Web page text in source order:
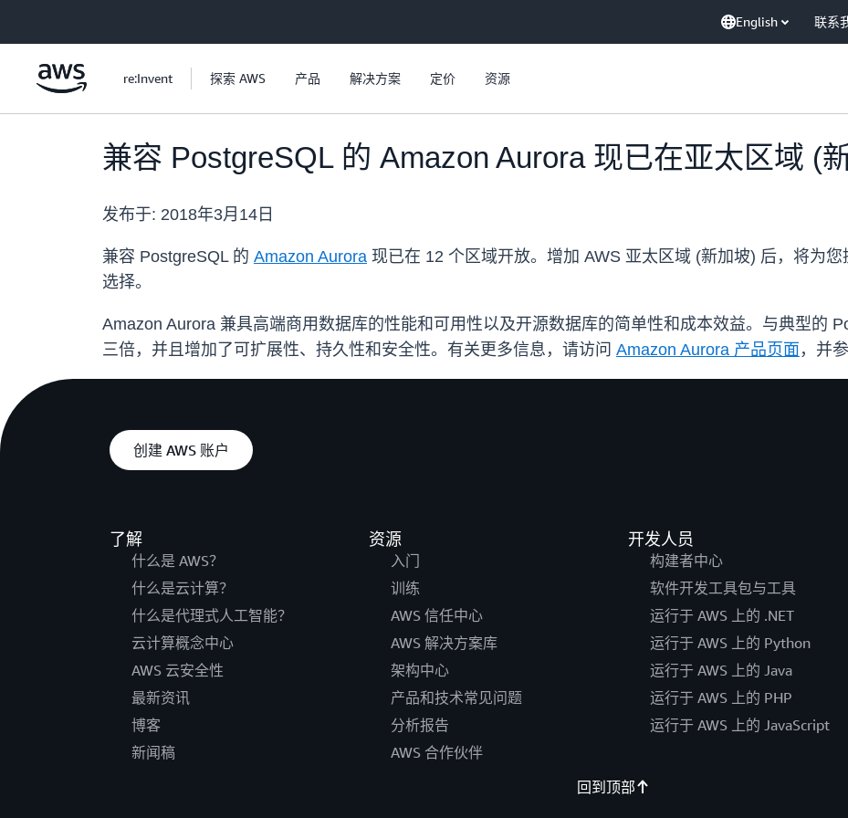
English 联系
re:Invent 探索 AWS 产品 解决方案 定价 资源
兼容 PostgreSQL 的 Amazon Aurora 现已在亚太区域 (
发布于: 2018年3月14日
兼容 PostgreSQL 的 Amazon Aurora 现已在 12 个区域开放。增加 AWS 亚太区域 (新加坡) 后，将为
选择。
Amazon Aurora 兼具高端商用数据库的性能和可用性以及开源数据库的简单性和成本效益。与典型的
三倍，并且增加了可扩展性、持久性和安全性。有关更多信息，请访问 Amazon Aurora 产品页面 ，并
创建 AWS 账户
了解
什么是 AWS？
什么是云计算？
什么是代理式人工智能？
云计算概念中心
AWS 云安全性
最新资讯
博客
新闻稿
资源
入门
训练
AWS 信任中心
AWS 解决方案库
架构中心
产品和技术常见问题
分析报告
AWS 合作伙伴
开发人员
构建者中心
软件开发工具包与工具
运行于 AWS 上的 .NET
运行于 AWS 上的 Python
运行于 AWS 上的 Java
运行于 AWS 上的 PHP
运行于 AWS 上的 JavaScript
回到顶部